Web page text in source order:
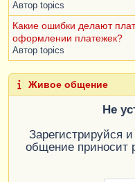
Автор topics
Какие ошибки делают
оформлении платежек?
Автор topics
Живое общение
Не
Зарегистрируйся
общение приносит